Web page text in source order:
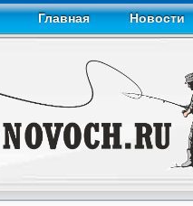
Главная Новости